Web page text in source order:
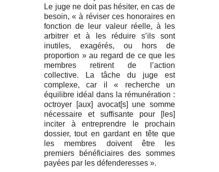
Le juge ne doit pas hésiter, en cas de
besoin, « à réviser ces honoraires en
fonction de leur valeur réelle, à les
arbitrer et à les réduire s’ils sont
inutiles, exagérés, ou hors de
proportion » au regard de ce que les
membres retirent de l’action
collective. La tâche du juge est
complexe, car il « recherche un
équilibre idéal dans la rémunération :
octroyer [aux] avocat[s] une somme
nécessaire et suffisante pour [les]
inciter à entreprendre le prochain
dossier, tout en gardant en tête que
les membres doivent être les
premiers bénéficiaires des sommes
payées par les défenderesses ».